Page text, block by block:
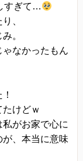
すぎて…
、
。
なかったもん
けどｗ
がお家で心に
、本当に意味